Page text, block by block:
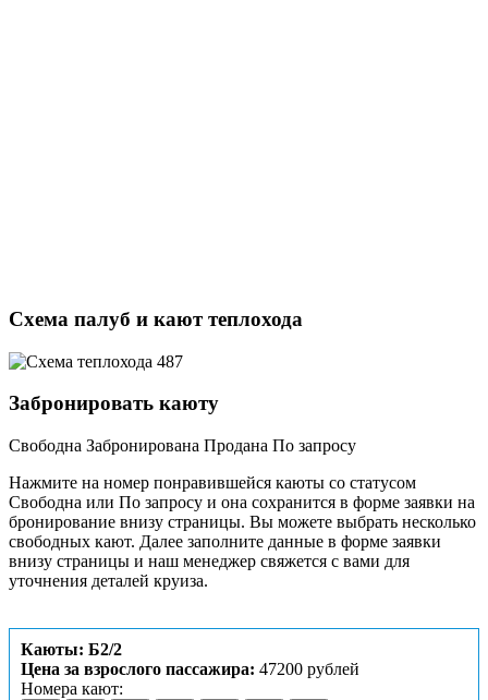
Схема палуб и кают теплохода
Забронировать каюту
Свободна Забронирована Продана По запросу
Нажмите на номер понравившейся каюты со статусом
Свободна или По запросу и она сохранится в форме заявки на
бронирование внизу страницы. Вы можете выбрать несколько
свободных кают. Далее заполните данные в форме заявки
внизу страницы и наш менеджер свяжется с вами для
уточнения деталей круиза.
Каюты: Б2/2
Цена за взрослого пассажира: 47200 рублей
Номера кают: